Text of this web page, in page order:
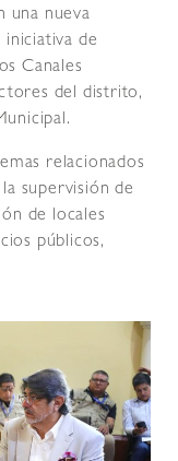
una nueva
iniciativa de
Canales
del distrito,
relacionados
supervisión de
de locales
públicos,